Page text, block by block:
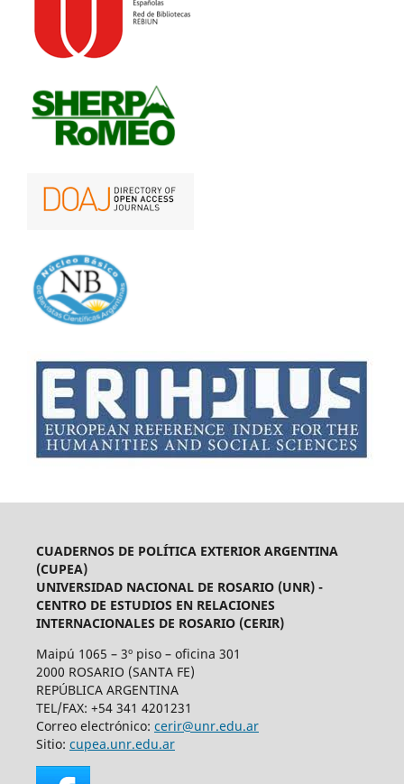
CUADERNOS DE POLÍTICA EXTERIOR ARGENTINA
(CUPEA)
UNIVERSIDAD NACIONAL DE ROSARIO (UNR) -
CENTRO DE ESTUDIOS EN RELACIONES
INTERNACIONALES DE ROSARIO (CERIR)
Maipú 1065 – 3º piso – oficina 301
2000 ROSARIO (SANTA FE)
REPÚBLICA ARGENTINA
TEL/FAX: +54 341 4201231
Correo electrónico: cerir@unr.edu.ar
Sitio: cupea.unr.edu.ar